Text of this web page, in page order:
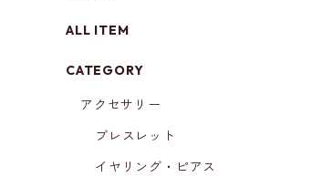
ALL ITEM
CATEGORY
アクセサリー
ブレスレット
イヤリング・ピアス